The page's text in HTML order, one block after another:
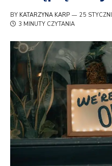
BY KATARZYNA KARP 25
3 MINUTY CZYTANIA